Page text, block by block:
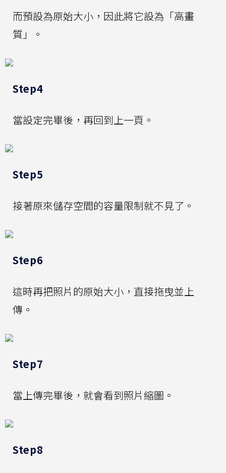
而預設為原始大小，因此將它設為「高畫
質」。
Step4
當設定完畢後，再回到上一頁。
Step5
接著原來儲存空間的容量限制就不見了。
Step6
這時再把照片的原始大小，直接拖曳並上
傳。
Step7
當上傳完畢後，就會看到照片縮圖。
Step8